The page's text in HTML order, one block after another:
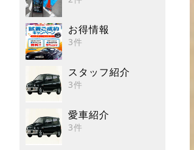
お得情報
3件
スタッフ紹介
3件
愛車紹介
3件